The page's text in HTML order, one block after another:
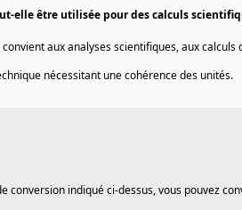
elle être utilisée pour des calculs
aux analyses scientifiques, aux calculs
nécessitant une cohérence des unités.
conversion indiqué ci-dessus, vous pouvez